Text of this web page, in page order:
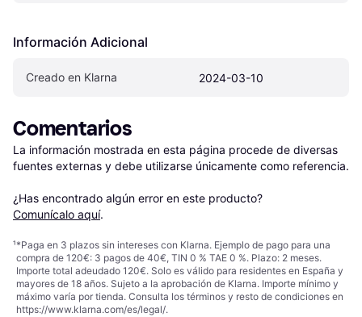
Información Adicional
Creado en Klarna 2024-03-10
Comentarios
La información mostrada en esta página procede de diversas
fuentes externas y debe utilizarse únicamente como referencia.
¿Has encontrado algún error en este producto?
Comunícalo aquí.
¹*Paga en 3 plazos sin intereses con Klarna. Ejemplo de pago para una
compra de 120€: 3 pagos de 40€, TIN 0 % TAE 0 %. Plazo: 2 meses.
Importe total adeudado 120€. Solo es válido para residentes en España y
mayores de 18 años. Sujeto a la aprobación de Klarna. Importe mínimo y
máximo varía por tienda. Consulta los términos y resto de condiciones en
https://www.klarna.com/es/legal/.